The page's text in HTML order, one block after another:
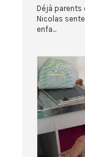
Déjà
Nicolas
enfa...